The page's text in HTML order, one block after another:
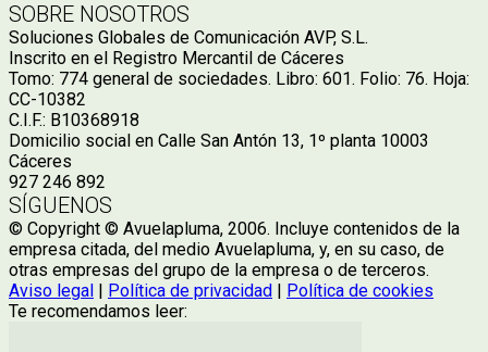
SOBRE NOSOTROS
Soluciones Globales de Comunicación AVP, S.L.
Inscrito en el Registro Mercantil de Cáceres
Tomo: 774 general de sociedades. Libro: 601. Folio: 76. Hoja:
CC-10382
C.I.F.: B10368918
Domicilio social en Calle San Antón 13, 1º planta 10003
Cáceres
927 246 892
SÍGUENOS
© Copyright © Avuelapluma, 2006. Incluye contenidos de la
empresa citada, del medio Avuelapluma, y, en su caso, de
otras empresas del grupo de la empresa o de terceros.
Aviso legal
Política de privacidad
Política de cookies
Te recomendamos leer: